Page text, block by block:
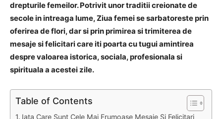
drepturile femeilor. Potrivit unor traditii creionate de
secole in intreaga lume, Ziua femei se sarbatoreste prin
oferirea de flori, dar si prin primirea si trimiterea de
mesaje si felicitari care iti poarta cu tugui amintirea
despre valoarea istorica, sociala, profesionala si
spirituala a acestei zile.
Table of Contents
Iata Care Sunt Cele Mai Frumoase Mesaje Si Felicitari